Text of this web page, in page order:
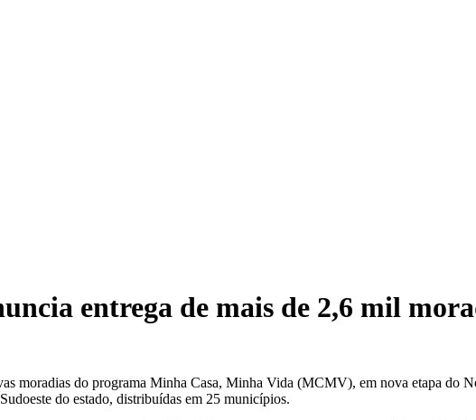
entrega de mais de 2,6 mil
moradias do programa Minha Casa, Minha Vida (MCMV), em nova etapa do
do estado, distribuídas em 25 municípios.